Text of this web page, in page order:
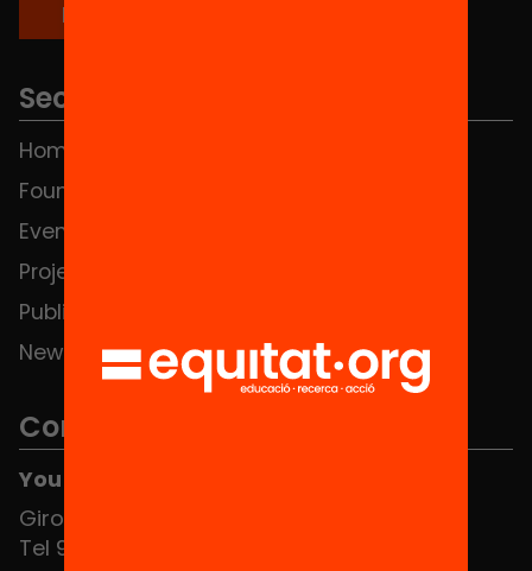
Sections
Home
Foundation
Events
Projects
Publications and videos
News
Contact
You can find us at the Social HUB
Girona 34, interior 08010 Barcelona
Tel 934 588 700